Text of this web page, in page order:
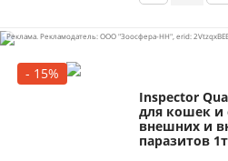
Реклама. Рекламодатель: ООО "Зоосфера-НН", erid:
- 15%
Inspector
для кошек и
внешних и
паразитов